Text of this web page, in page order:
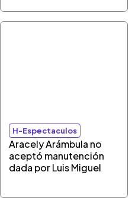
H-Espectaculos
Aracely Arámbula no
aceptó manutención
dada por Luis Miguel